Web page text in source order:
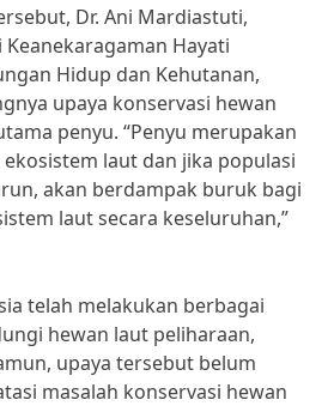
Dr. Ani Mardiastuti,
Hayati
Hidup dan Kehutanan,
upaya konservasi hewan
penyu. “Penyu merupakan
laut dan jika populasi
akan berdampak buruk bagi
laut secara keseluruhan,”
telah melakukan berbagai
hewan laut peliharaan,
upaya tersebut belum
masalah konservasi hewan